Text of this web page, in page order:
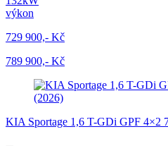
výkon
729 900,- Kč
789 900,- Kč
KIA Sportage 1,6 T-GDi GPF 4×2